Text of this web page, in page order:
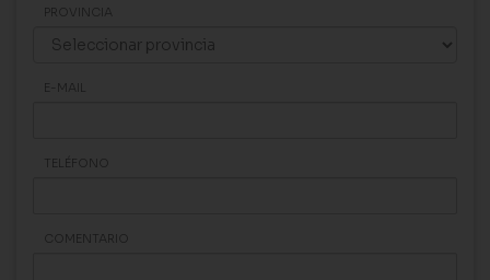
PROVINCIA
E-MAIL
TELÉFONO
COMENTARIO